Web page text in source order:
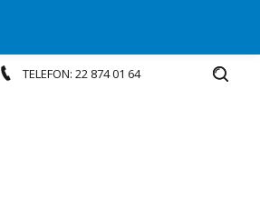
TELEFON: 22 874 01 64